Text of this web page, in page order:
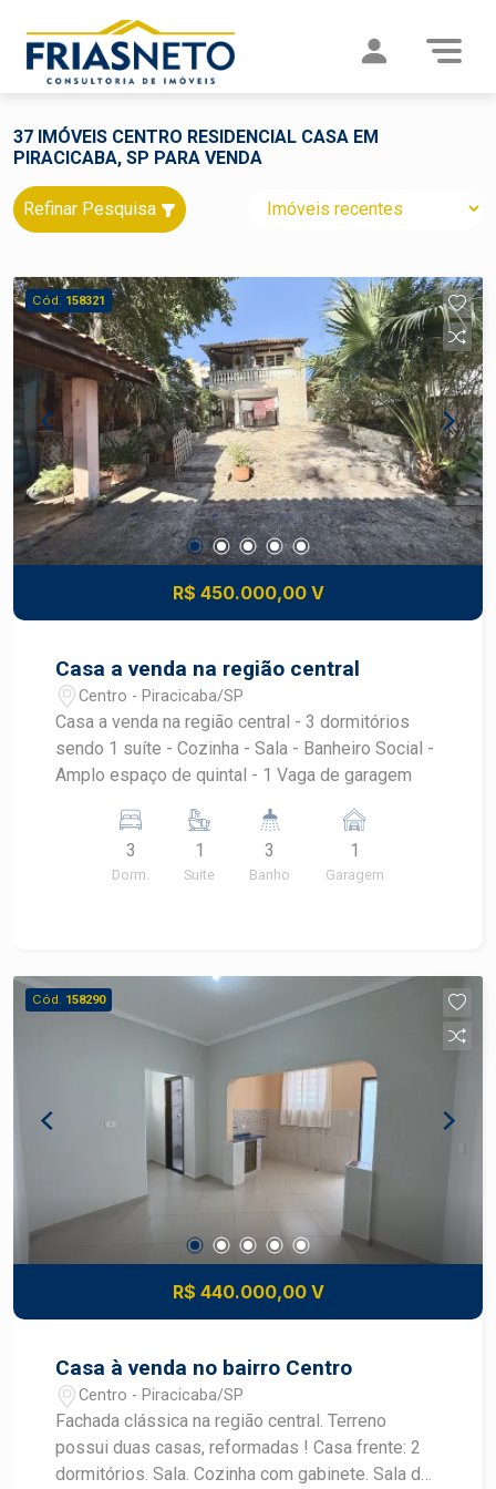
37 IMÓVEIS CENTRO RESIDENCIAL CASA EM
PIRACICABA, SP PARA VENDA
Refinar Pesquisa
Cód. 158321
R$ 450.000,00 V
Casa a venda na região central
Centro - Piracicaba/SP
Casa a venda na região central - 3 dormitórios
sendo 1 suíte - Cozinha - Sala - Banheiro Social -
Amplo espaço de quintal - 1 Vaga de garagem
3
Dorm.
1
Suite
3
Banho
1
Garagem
Cód. 158290
R$ 440.000,00 V
Casa à venda no bairro Centro
Centro - Piracicaba/SP
Fachada clássica na região central. Terreno
possui duas casas, reformadas ! Casa frente: 2
dormitórios. Sala. Cozinha com gabinete. Sala de